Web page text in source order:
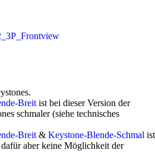
Breit ist bei dieser Version der
schmaler (siehe technisches
Breit & Keystone-Blende-Schmal ist
aber keine Möglichkeit der